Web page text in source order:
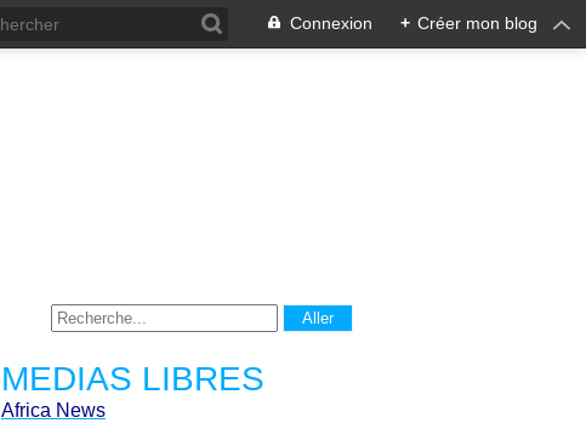
Connexion + Créer mon blog
MEDIAS LIBRES
Africa News